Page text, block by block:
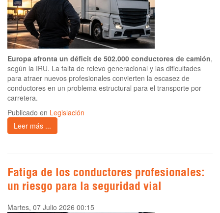
Europa afronta un déficit de 502.000 conductores de camión,
según la IRU. La falta de relevo generacional y las dificultades
para atraer nuevos profesionales convierten la escasez de
conductores en un problema estructural para el transporte por
carretera.
Publicado en Legislación
Leer más ...
Fatiga de los conductores profesionales:
un riesgo para la seguridad vial
Martes, 07 Julio 2026 00:15